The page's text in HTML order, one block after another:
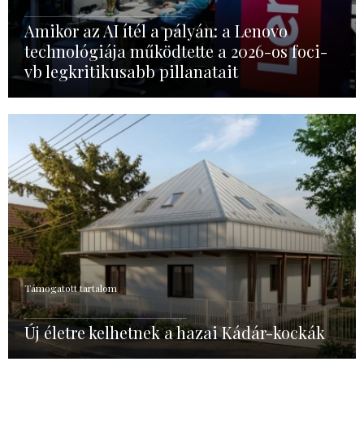
Amikor az AI ítél a pályán: a Lenovo
technológiája működtette a 2026-os foci-
vb legkritikusabb pillanatait
Támogatott tartalom
Új életre kelhetnek a hazai Kádár-kockák